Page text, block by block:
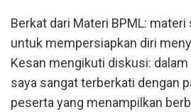
Berkat dari Materi BPML:
untuk mempersiapkan diri
Kesan mengikuti diskusi:
saya sangat terberkati dengan
peserta yang menampilkan